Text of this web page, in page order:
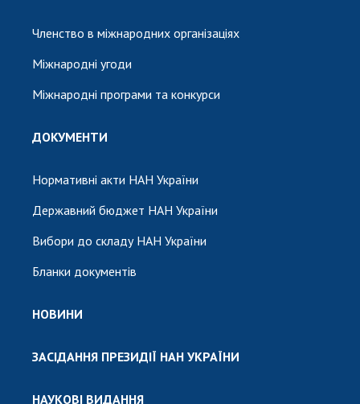
Членство в міжнародних організаціях
Міжнародні угоди
Міжнародні програми та конкурси
ДОКУМЕНТИ
Нормативні акти НАН України
Державний бюджет НАН України
Вибори до складу НАН України
Бланки документів
НОВИНИ
ЗАСІДАННЯ ПРЕЗИДІЇ НАН УКРАЇНИ
НАУКОВІ ВИДАННЯ